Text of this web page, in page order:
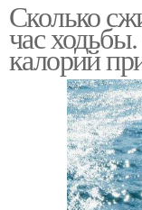
Сколько
час
калорий